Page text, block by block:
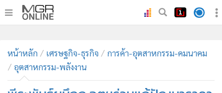
• ทันเหตุการณ์
• ภาคใต้
• ภูมิภาค